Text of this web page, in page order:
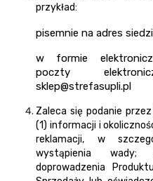
przykład:
pisemnie na adres
w formie
poczty
sklep@strefasupli.pl
Zaleca się podanie
(1) informacji i
reklamacji, w
wystąpienia wady;
doprowadzenia